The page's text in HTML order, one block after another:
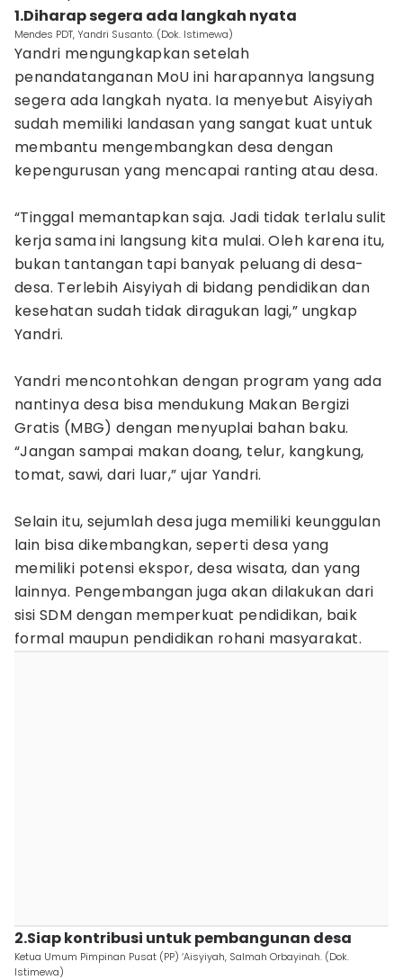
1.Diharap segera ada langkah nyata
Mendes PDT, Yandri Susanto. (Dok. Istimewa)
Yandri mengungkapkan setelah
penandatanganan MoU ini harapannya langsung
segera ada langkah nyata. Ia menyebut Aisyiyah
sudah memiliki landasan yang sangat kuat untuk
membantu mengembangkan desa dengan
kepengurusan yang mencapai ranting atau desa.
“Tinggal memantapkan saja. Jadi tidak terlalu sulit
kerja sama ini langsung kita mulai. Oleh karena itu,
bukan tantangan tapi banyak peluang di desa-
desa. Terlebih Aisyiyah di bidang pendidikan dan
kesehatan sudah tidak diragukan lagi,” ungkap
Yandri.
Yandri mencontohkan dengan program yang ada
nantinya desa bisa mendukung Makan Bergizi
Gratis (MBG) dengan menyuplai bahan baku.
“Jangan sampai makan doang, telur, kangkung,
tomat, sawi, dari luar,” ujar Yandri.
Selain itu, sejumlah desa juga memiliki keunggulan
lain bisa dikembangkan, seperti desa yang
memiliki potensi ekspor, desa wisata, dan yang
lainnya. Pengembangan juga akan dilakukan dari
sisi SDM dengan memperkuat pendidikan, baik
formal maupun pendidikan rohani masyarakat.
2.Siap kontribusi untuk pembangunan desa
Ketua Umum Pimpinan Pusat (PP) ‘Aisyiyah, Salmah Orbayinah. (Dok.
Istimewa)